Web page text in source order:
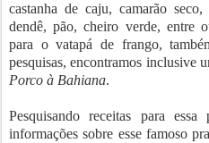
castanha de caju, camarão
dendê, pão, cheiro verde, entre
para o vatapá de frango,
pesquisas, encontramos inclusive
Porco à Bahiana.
Pesquisando receitas para
informações sobre esse famoso